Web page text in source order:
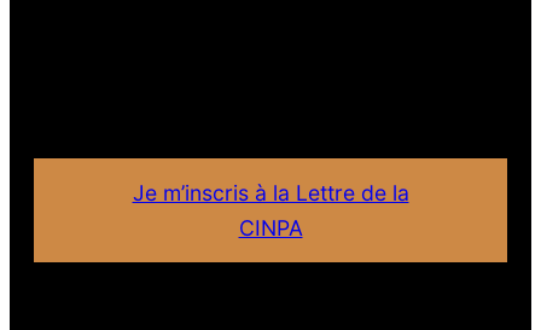
Je m’inscris à la Lettre de la
CINPA